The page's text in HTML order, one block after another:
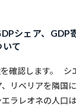
シェア、GDP
いて
確認します。 シ
リベリアを隣国
ラレオネの人口